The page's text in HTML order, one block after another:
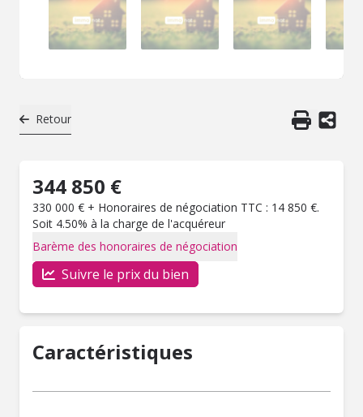
Retour
344 850 €
330 000 € + Honoraires de négociation TTC : 14 850 €.
Soit 4.50% à la charge de l'acquéreur
Barème des honoraires de négociation
Suivre le prix du bien
Caractéristiques